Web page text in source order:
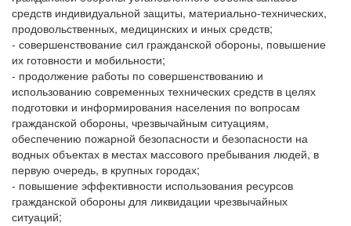
средств индивидуальной защиты, материально-технических,
продовольственных, медицинских и иных средств;
- совершенствование сил гражданской обороны, повышение
их готовности и мобильности;
- продолжение работы по совершенствованию и
использованию современных технических средств в целях
подготовки и информирования населения по вопросам
гражданской обороны, чрезвычайным ситуациям,
обеспечению пожарной безопасности и безопасности на
водных объектах в местах массового пребывания людей, в
первую очередь, в крупных городах;
- повышение эффективности использования ресурсов
гражданской обороны для ликвидации чрезвычайных
ситуаций;